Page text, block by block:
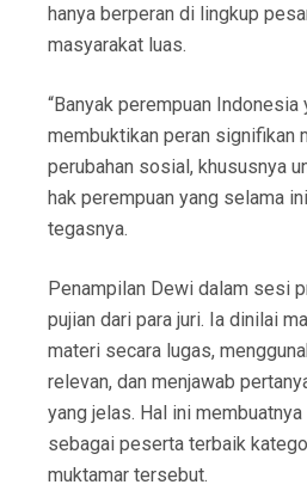
hanya berperan di lingkup
masyarakat luas.
“Banyak perempuan Indonesia
membuktikan peran signifikan
perubahan sosial, khususnya
hak perempuan yang selama
tegasnya.
Penampilan Dewi dalam sesi
pujian dari para juri. Ia dinilai
materi secara lugas,
relevan, dan menjawab
yang jelas. Hal ini
sebagai peserta terbaik
muktamar tersebut.